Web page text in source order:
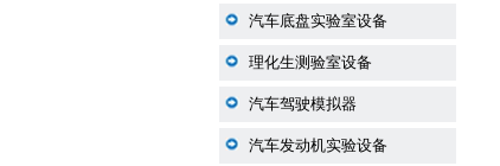
汽车底盘实验室设备
理化生测验室设备
汽车驾驶模拟器
汽车发动机实验设备